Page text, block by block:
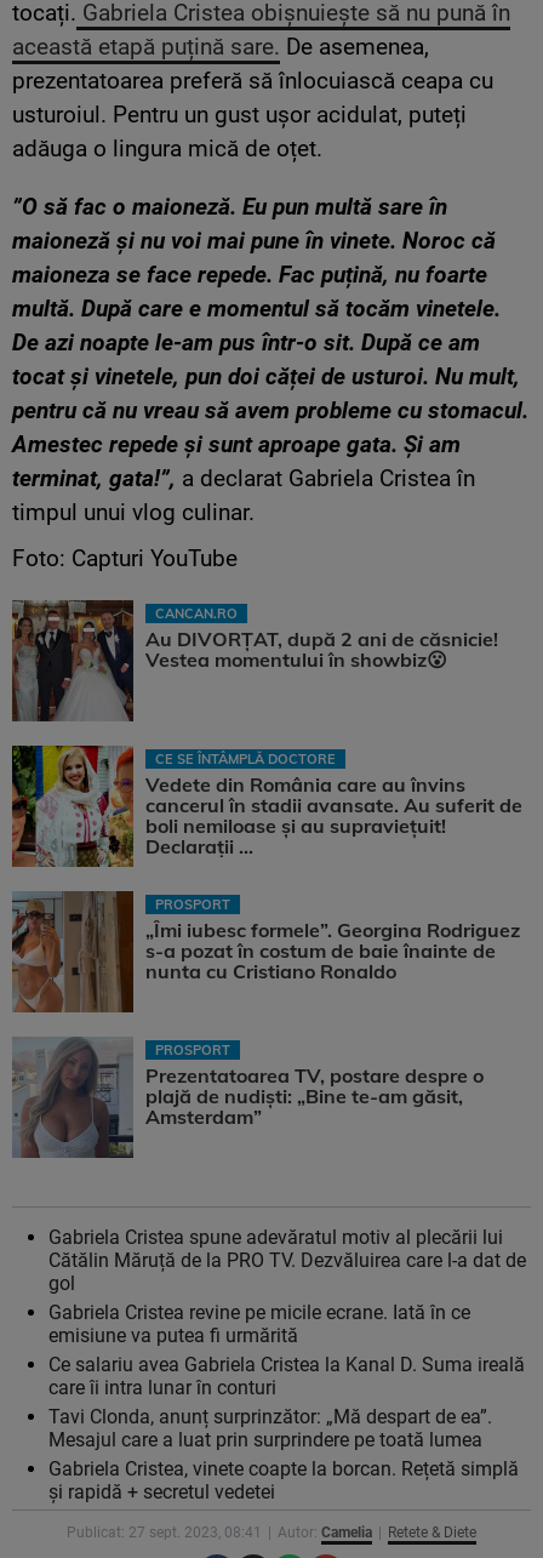
tocați. Gabriela Cristea obișnuiește să nu pună în
această etapă puțină sare. De asemenea,
prezentatoarea preferă să înlocuiască ceapa cu
usturoiul. Pentru un gust ușor acidulat, puteți
adăuga o lingura mică de oțet.
”O să fac o maioneză. Eu pun multă sare în
maioneză și nu voi mai pune în vinete. Noroc că
maioneza se face repede. Fac puțină, nu foarte
multă. După care e momentul să tocăm vinetele.
De azi noapte le-am pus într-o sit. După ce am
tocat și vinetele, pun doi căței de usturoi. Nu mult,
pentru că nu vreau să avem probleme cu stomacul.
Amestec repede și sunt aproape gata. Și am
terminat, gata!”, a declarat Gabriela Cristea în
timpul unui vlog culinar.
Foto: Capturi YouTube
CANCAN.RO
Au DIVORȚAT, după 2 ani de căsnicie!
Vestea momentului în showbiz😮
CE SE ÎNTÂMPLĂ DOCTORE
Vedete din România care au învins
cancerul în stadii avansate. Au suferit de
boli nemiloase şi au supravieţuit!
Declarații ...
PROSPORT
„Îmi iubesc formele”. Georgina Rodriguez
s-a pozat în costum de baie înainte de
nunta cu Cristiano Ronaldo
PROSPORT
Prezentatoarea TV, postare despre o
plajă de nudiști: „Bine te-am găsit,
Amsterdam”
Gabriela Cristea spune adevăratul motiv al plecării lui
Cătălin Măruță de la PRO TV. Dezvăluirea care l-a dat de
gol
Gabriela Cristea revine pe micile ecrane. Iată în ce
emisiune va putea fi urmărită
Ce salariu avea Gabriela Cristea la Kanal D. Suma ireală
care îi intra lunar în conturi
Tavi Clonda, anunț surprinzător: „Mă despart de ea”.
Mesajul care a luat prin surprindere pe toată lumea
Gabriela Cristea, vinete coapte la borcan. Rețetă simplă
și rapidă + secretul vedetei
Publicat: 27 sept. 2023, 08:41 Autor: Camelia Retete & Diete